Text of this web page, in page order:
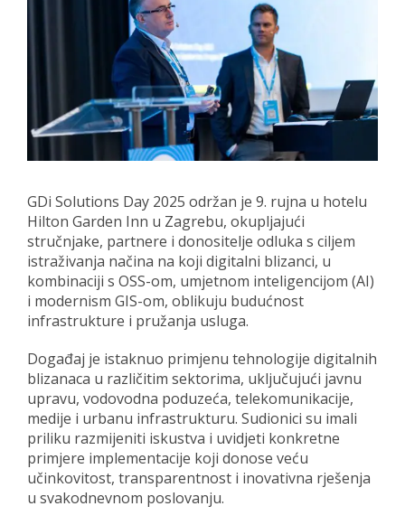
GDi Solutions Day 2025 održan je 9. rujna u hotelu
Hilton Garden Inn u Zagrebu, okupljajući
stručnjake, partnere i donositelje odluka s ciljem
istraživanja načina na koji digitalni blizanci, u
kombinaciji s OSS-om, umjetnom inteligencijom (AI)
i modernism GIS-om, oblikuju budućnost
infrastrukture i pružanja usluga.
Događaj je istaknuo primjenu tehnologije digitalnih
blizanaca u različitim sektorima, uključujući javnu
upravu, vodovodna poduzeća, telekomunikacije,
medije i urbanu infrastrukturu. Sudionici su imali
priliku razmijeniti iskustva i uvidjeti konkretne
primjere implementacije koji donose veću
učinkovitost, transparentnost i inovativna rješenja
u svakodnevnom poslovanju.